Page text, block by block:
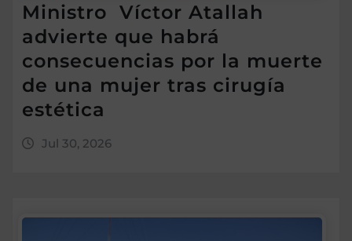
Ministro Víctor Atallah
advierte que habrá
consecuencias por la muerte
de una mujer tras cirugía
estética
Jul 30, 2026